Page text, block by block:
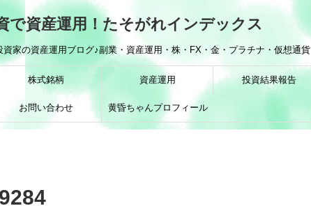
で資産運用！たそがれインデックス
資家の資産運用ブログ♪副業・資産運用・株・FX・金・プラチナ・仮想通貨
株式銘柄 資産運用 投資結果報告
お問い合わせ 黄昏ちゃんプロフィール